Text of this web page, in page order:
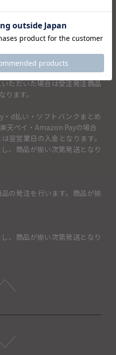
たい場合→土鍋に入れるお名
隆夫」と記入。 こちらの商品
カーに発注する商品となりま
届けまでに1ヶ月～2ヶ月ほど
ただいた場合は受注発注商品
ります。
d払い・ソフトバンクまとめ
天ペイ・Amazon Payの場合
翌営業日の入金となります。
、商品が揃い次第発送となり
の発注を行います。商品が揃
、商品が揃い次第発送となり